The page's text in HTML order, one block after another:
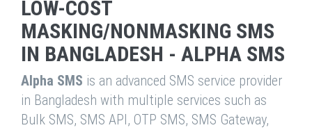
LOW-COST
MASKING/NONMASKING SMS
IN BANGLADESH - ALPHA SMS
Alpha SMS is an advanced SMS service provider
in Bangladesh with multiple services such as
Bulk SMS, SMS API, OTP SMS, SMS Gateway,